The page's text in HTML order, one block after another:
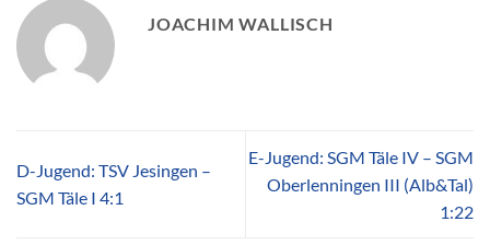
JOACHIM WALLISCH
D-Jugend: TSV Jesingen –
SGM Täle I 4:1
E-Jugend: SGM Täle IV – SGM
Oberlenningen III (Alb&Tal)
1:22